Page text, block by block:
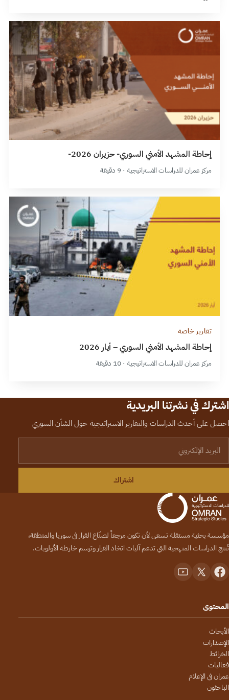
إحاطة المشهد الأمني السوري- حزيران 2026-
مركز عمران للدراسات الاستراتيجية · 9 دقيقة
تقارير خاصة
إحاطة المشهد الأمني السوري – أيار 2026
مركز عمران للدراسات الاستراتيجية · 10 دقيقة
اشترك في نشرتنا البريدية
احصل على أحدث الدراسات والتقارير الاستراتيجية حول الشأن السوري
اشتراك
مؤسسة بحثية مستقلة تسعى لأن تكون مرجعاً لصنّاع القرار في سوريا والمنطقة،
تُنتج الدراسات المنهجية التي تدعم آليات اتخاذ القرار وترسم خارطة الأولويات.
المحتوى
الأبحاث
الإصدارات
الخرائط
فعاليات
عمران في الإعلام
الباحثون